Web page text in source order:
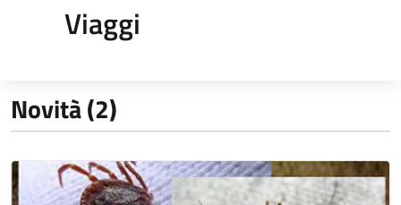
Viaggi
Novità (2)